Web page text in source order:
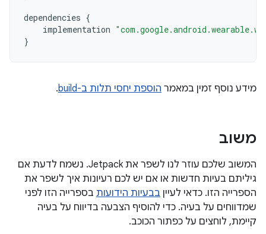
dependencies {
implementation
}
מידע נוסף זמין במאמר הוספת יחסי תלות ב-build .
משוב
המשוב שלכם עוזר לנו לשפר את Jetpack. נשמח לדעת אם
גיליתם בעיות חדשות או אם יש לכם רעיונות איך לשפר את
הספרייה הזו. כדאי לעיין בבעיות הידועות בספרייה הזו לפני
שמדווחים על בעיה. כדי להוסיף הצבעה בדיווח על בעיה
קיימת, לוחצים על כפתור הכוכב.